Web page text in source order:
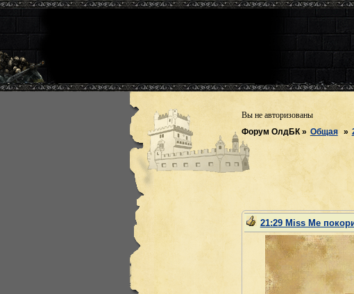
Вы не авторизованы
Форум ОлдБК» Общая »
21:29 Miss Me